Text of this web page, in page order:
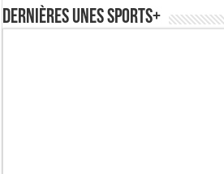
Dernières Unes Sports+